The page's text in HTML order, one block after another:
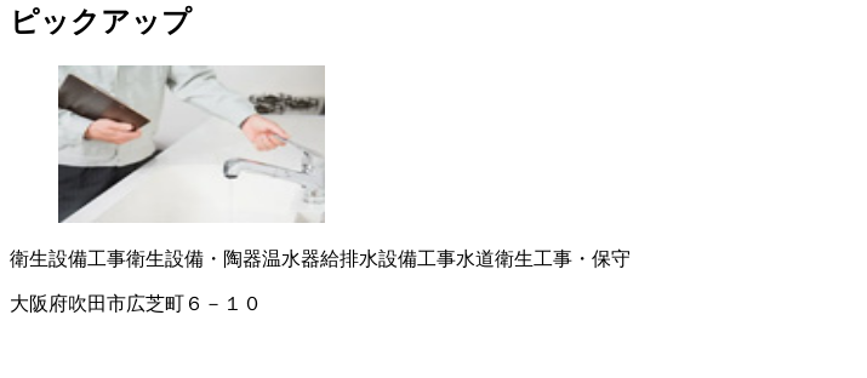
ピックアップ
衛生設備工事衛生設備・陶器温水器給排水設備工事水道衛生工事・保守
大阪府吹田市広芝町６－１０